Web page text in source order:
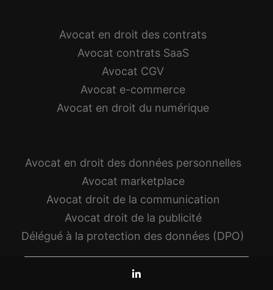
Avocat en droit des contrats
Avocat contrats SaaS
Avocat CGV
Avocat e-commerce
Avocat en droit du numérique
Avocat en droit des données personnelles
Avocat marketplace
Avocat droit de la communication
Avocat droit de la publicité
Délégué à la protection des données (DPO)